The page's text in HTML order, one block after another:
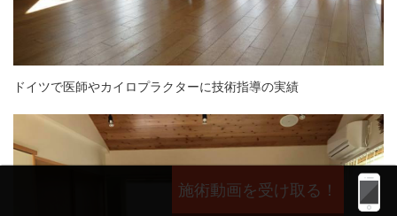
施術動画を受け取る！
ドイツで医師やカイロプラクターに技術指導の実績